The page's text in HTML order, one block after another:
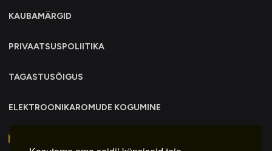
KAUBAMÄRGID
PRIVAATSUSPOLIITIKA
TAGASTUSÕIGUS
ELEKTROONIKAROMUDE KOGUMINE